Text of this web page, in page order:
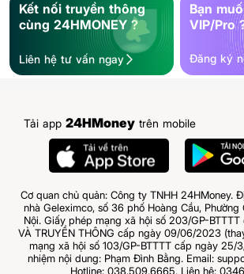
Kết nối truyền thông
cùng 24HMONEY ?
Liên hệ tư vấn ngay
Bạn
VIP/Pro
Đăng ký
Tải app 24HMoney trên mobile
Cơ quan chủ quản: Công ty TNHH 24HMoney.
nhà Geleximco, số 36 phố Hoàng Cầu, Phường
Nội. Giấy phép mạng xã hội số 203/GP-BTTTT
VÀ TRUYỀN THÔNG cấp ngày 09/06/2023
mạng xã hội số 103/GP-BTTTT cấp ngày 25/
nhiệm nội dung: Phạm Đình Bằng. Email:
Hotline: 038.509.6665. Liên hệ: